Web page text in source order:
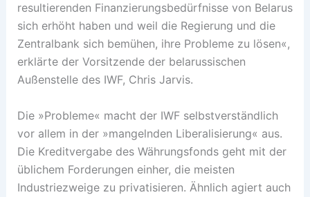
resultierenden Finanzierungsbedürfnisse von Belarus
sich erhöht haben und weil die Regierung und die
Zentralbank sich bemühen, ihre Probleme zu lösen«,
erklärte der Vorsitzende der belarussischen
Außenstelle des IWF, Chris Jarvis.
Die »Probleme« macht der IWF selbstverständlich
vor allem in der »mangelnden Liberalisierung« aus.
Die Kreditvergabe des Währungsfonds geht mit der
üblichem Forderungen einher, die meisten
Industriezweige zu privatisieren. Ähnlich agiert auch